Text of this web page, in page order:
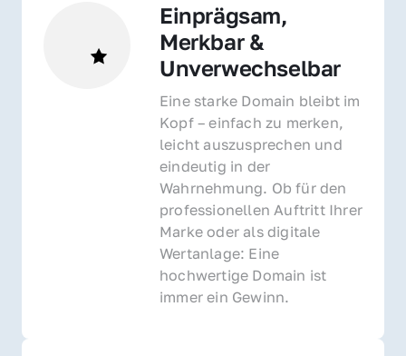
Einprägsam,
Merkbar &
Unverwechselbar
Eine starke Domain bleibt im
Kopf – einfach zu merken,
leicht auszusprechen und
eindeutig in der
Wahrnehmung. Ob für den
professionellen Auftritt Ihrer
Marke oder als digitale
Wertanlage: Eine
hochwertige Domain ist
immer ein Gewinn.